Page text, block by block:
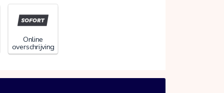
Online
overschrijving